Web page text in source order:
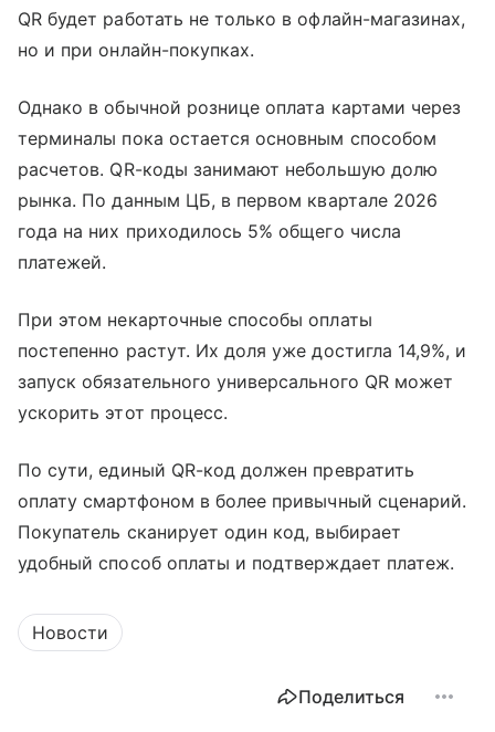
QR будет работать не только в офлайн-магазинах,
но и при онлайн-покупках.
Однако в обычной рознице оплата картами через
терминалы пока остается основным способом
расчетов. QR-коды занимают небольшую долю
рынка. По данным ЦБ, в первом квартале 2026
года на них приходилось 5% общего числа
платежей.
При этом некарточные способы оплаты
постепенно растут. Их доля уже достигла 14,9%, и
запуск обязательного универсального QR может
ускорить этот процесс.
По сути, единый QR-код должен превратить
оплату смартфоном в более привычный сценарий.
Покупатель сканирует один код, выбирает
удобный способ оплаты и подтверждает платеж.
Новости
Поделиться